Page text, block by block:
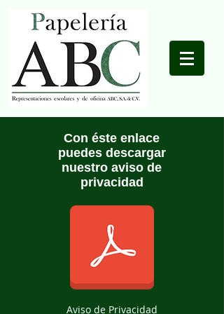
Con éste enlace
puedes descargar
nuestro aviso de
privacidad
Aviso de Privacidad